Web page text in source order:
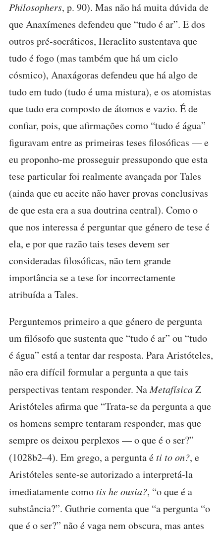
Philosophers, p. 90). Mas não há muita dúvida de
que Anaxímenes defendeu que “tudo é ar”. E dos
outros pré-socráticos, Heraclito sustentava que
tudo é fogo (mas também que há um ciclo
cósmico), Anaxágoras defendeu que há algo de
tudo em tudo (tudo é uma mistura), e os atomistas
que tudo era composto de átomos e vazio. É de
confiar, pois, que afirmações como “tudo é água”
figuravam entre as primeiras teses filosóficas — e
eu proponho-me prosseguir pressupondo que esta
tese particular foi realmente avançada por Tales
(ainda que eu aceite não haver provas conclusivas
de que esta era a sua doutrina central). Como o
que nos interessa é perguntar que género de tese é
ela, e por que razão tais teses devem ser
consideradas filosóficas, não tem grande
importância se a tese for incorrectamente
atribuída a Tales.
Perguntemos primeiro a que género de pergunta
um filósofo que sustenta que “tudo é ar” ou “tudo
é água” está a tentar dar resposta. Para Aristóteles,
não era difícil formular a pergunta a que tais
perspectivas tentam responder. NaMetafísicaZ
Aristóteles afirma que “Trata-se da pergunta a que
os homens sempre tentaram responder, mas que
sempre os deixou perplexos — o que é o ser?”
(1028b2–4). Em grego, a pergunta éti to on?, e
Aristóteles sente-se autorizado a interpretá-la
imediatamente comotis he ousia?, “o que é a
substância?”. Guthrie comenta que “a pergunta “o
que é o ser?” não é vaga nem obscura, mas antes